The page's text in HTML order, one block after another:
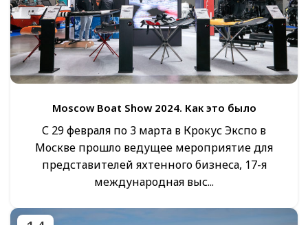
Moscow Boat Show 2024. Как это было
С 29 февраля по 3 марта в Крокус Экспо в
Москве прошло ведущее мероприятие для
представителей яхтенного бизнеса, 17-я
международная выс...